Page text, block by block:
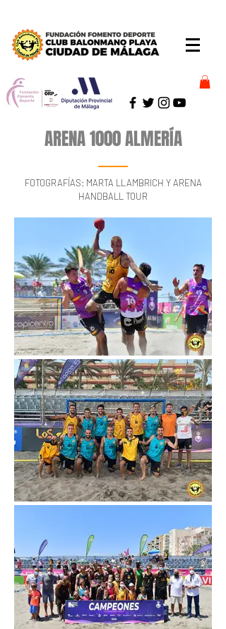
ARENA 1000 ALMERÍA
FOTOGRAFÍAS: MARTA LLAMBRICH Y ARENA
HANDBALL TOUR